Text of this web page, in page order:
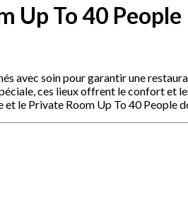
Up To 40 People
avec soin pour garantir une
ces lieux offrent le confort et
le Private Room Up To 40 People